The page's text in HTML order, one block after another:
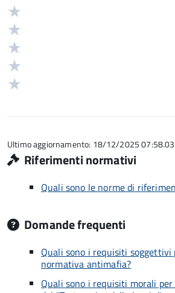
Valutazione
5
Ultimo aggiornamento: 18/12/2025 07:58.03
Riferimenti normativi
Quali sono le norme di
Domande frequenti
Quali sono i requisiti
normativa antimafia?
Quali sono i requisiti morali